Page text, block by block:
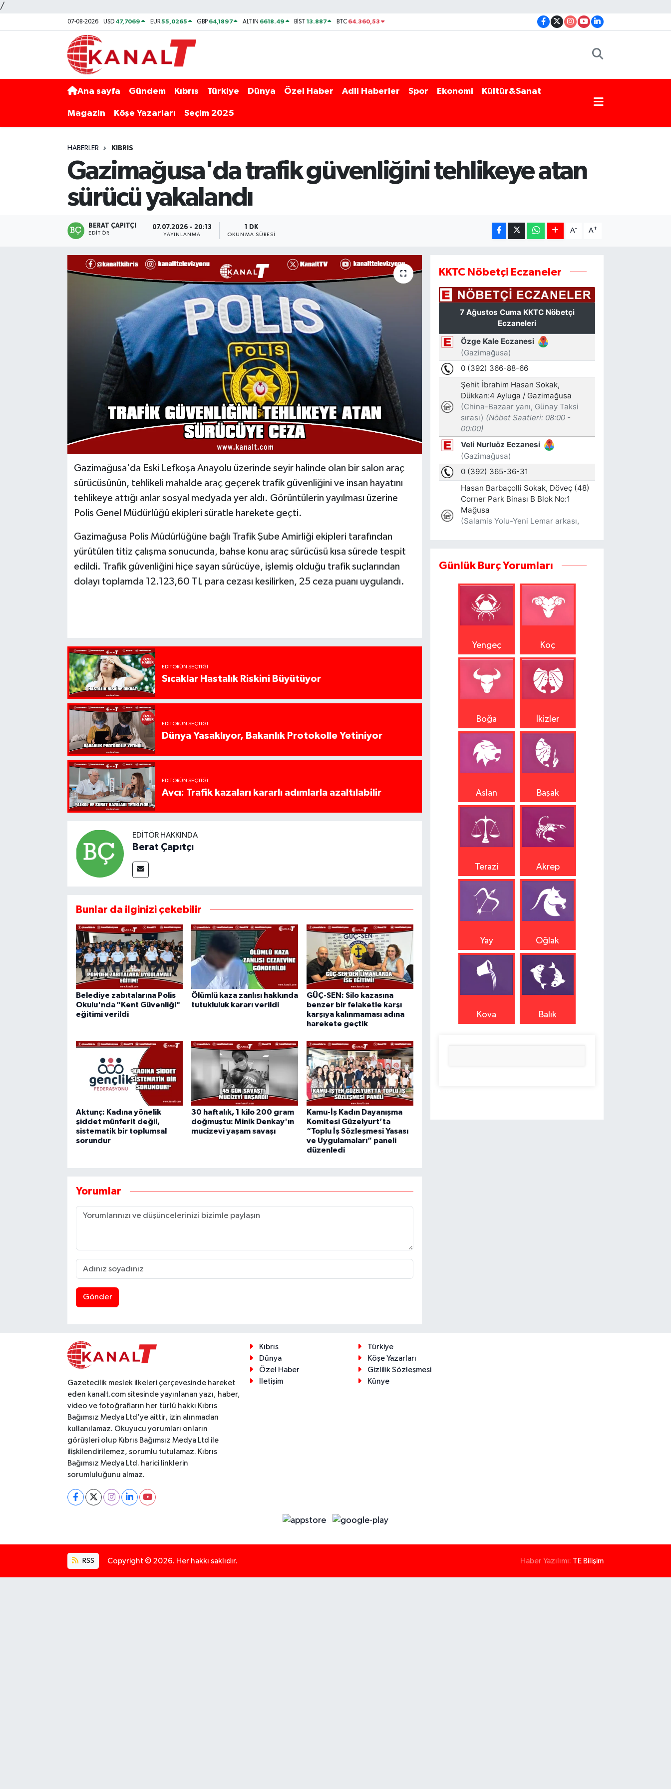
/
07-08-2026 USD 47,7069 EUR55,0265 GBP 64,1897 ALTIN 6618.49 BİST13.887 BTC 64.360,53
Ana sayfa Gündem Kıbrıs Türkiye Dünya Özel Haber Adli Haberler Spor Ekonomi Kültür&Sanat
Magazin Köşe Yazarları Seçim 2025
HABERLER KIBRIS
Gazimağusa'da trafik güvenliğini tehlikeye atan
sürücü yakalandı
BERAT ÇAPITÇI
EDITÖR
07.07.2026 - 20:13
YAYINLANMA
1 DK
OKUNMA SÜRESI
A- A+
Gazimağusa'da Eski Lefkoşa Anayolu üzerinde seyir halinde olan bir salon araç
sürücüsünün, tehlikeli mahalde araç geçerek trafik güvenliğini ve insan hayatını
tehlikeye attığı anlar sosyal medyada yer aldı. Görüntülerin yayılması üzerine
Polis Genel Müdürlüğü ekipleri süratle harekete geçti.
Gazimağusa Polis Müdürlüğüne bağlı Trafik Şube Amirliği ekipleri tarafından
yürütülen titiz çalışma sonucunda, bahse konu araç sürücüsü kısa sürede tespit
edildi. Trafik güvenliğini hiçe sayan sürücüye, işlemiş olduğu trafik suçlarından
dolayı toplamda 12.123,60 TL para cezası kesilirken, 25 ceza puanı uygulandı.
EDITÖRÜN SEÇTIĞI
Sıcaklar Hastalık Riskini Büyütüyor
EDITÖRÜN SEÇTIĞI
Dünya Yasaklıyor, Bakanlık Protokolle Yetiniyor
EDITÖRÜN SEÇTIĞI
Avcı: Trafik kazaları kararlı adımlarla azaltılabilir
EDITÖR HAKKINDA
Berat Çapıtçı
Bunlar da ilginizi çekebilir
Belediye zabıtalarına Polis
Okulu'nda "Kent Güvenliği"
eğitimi verildi
Ölümlü kaza zanlısı hakkında
tutukluluk kararı verildi
GÜÇ-SEN: Silo kazasına
benzer bir felaketle karşı
karşıya kalınmaması adına
harekete geçtik
Aktunç: Kadına yönelik
şiddet münferit değil,
sistematik bir toplumsal
sorundur
30 haftalık, 1 kilo 200 gram
doğmuştu: Minik Denkay'ın
mucizevi yaşam savaşı
Kamu-İş Kadın Dayanışma
Komitesi Güzelyurt’ta
“Toplu İş Sözleşmesi Yasası
ve Uygulamaları” paneli
düzenledi
Yorumlar
Gönder
KKTC Nöbetçi Eczaneler
Günlük Burç Yorumları
Yengeç Koç
Boğa İkizler
Aslan Başak
Terazi Akrep
Yay Oğlak
Kova Balık
Gazetecilik meslek ilkeleri çerçevesinde hareket
eden kanalt.com sitesinde yayınlanan yazı, haber,
video ve fotoğrafların her türlü hakkı Kıbrıs
Bağımsız Medya Ltd'ye aittir, izin alınmadan
kullanılamaz. Okuyucu yorumları onların
görüşleri olup Kıbrıs Bağımsız Medya Ltd ile
ilişkilendirilemez, sorumlu tutulamaz. Kıbrıs
Bağımsız Medya Ltd. harici linklerin
sorumluluğunu almaz.
Kıbrıs
Türkiye
Dünya
Köşe Yazarları
Özel Haber
Gizlilik Sözleşmesi
İletişim
Künye
RSS Copyright © 2026. Her hakkı saklıdır. Haber Yazılımı: TE Bilişim